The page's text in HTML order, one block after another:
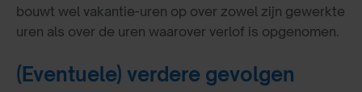
bouwt wel vakantie-uren op over zowel zijn gewerkte
uren als over de uren waarover verlof is opgenomen.
(Eventuele) verdere gevolgen